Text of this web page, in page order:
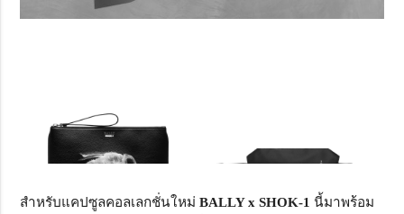
สำหรับแคปซูลคอลเลกชั่นใหม่BALLY x SHOK-1 นี้มาพร้อม